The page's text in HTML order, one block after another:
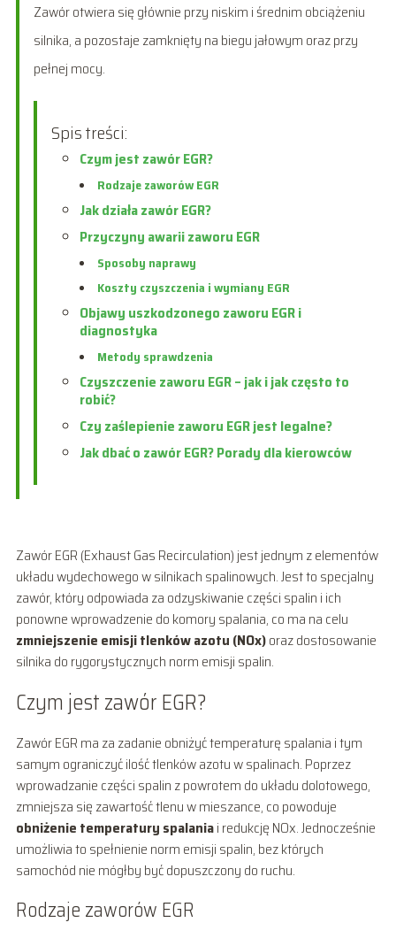
Zawór otwiera się głównie przy niskim i średnim obciążeniu
silnika, a pozostaje zamknięty na biegu jałowym oraz przy
pełnej mocy.
Spis treści:
Czym jest zawór EGR?
Rodzaje zaworów EGR
Jak działa zawór EGR?
Przyczyny awarii zaworu EGR
Sposoby naprawy
Koszty czyszczenia i wymiany EGR
Objawy uszkodzonego zaworu EGR i
diagnostyka
Metody sprawdzenia
Czyszczenie zaworu EGR – jak i jak często to
robić?
Czy zaślepienie zaworu EGR jest legalne?
Jak dbać o zawór EGR? Porady dla kierowców
Zawór EGR (Exhaust Gas Recirculation) jest jednym z elementów
układu wydechowego w silnikach spalinowych. Jest to specjalny
zawór, który odpowiada za odzyskiwanie części spalin i ich
ponowne wprowadzenie do komory spalania, co ma na celu
zmniejszenie emisji tlenków azotu (NOx)oraz dostosowanie
silnika do rygorystycznych norm emisji spalin.
Czym jest zawór EGR?
Zawór EGR ma za zadanie obniżyć temperaturę spalania i tym
samym ograniczyć ilość tlenków azotu w spalinach. Poprzez
wprowadzanie części spalin z powrotem do układu dolotowego,
zmniejsza się zawartość tlenu w mieszance, co powoduje
obniżenie temperatury spalaniai redukcję NOx. Jednocześnie
umożliwia to spełnienie norm emisji spalin, bez których
samochód nie mógłby być dopuszczony do ruchu.
Rodzaje zaworów EGR